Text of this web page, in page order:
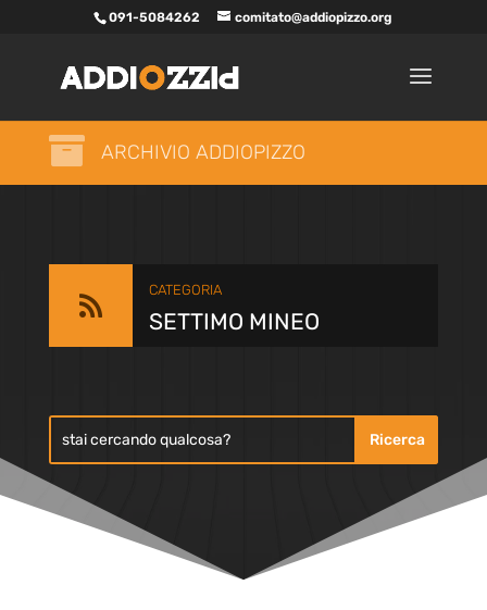
091-5084262 comitato@addiopizzo.org
 ARCHIVIO ADDIOPIZZO

CATEGORIA
SETTIMO MINEO